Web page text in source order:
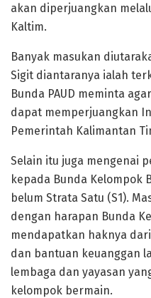
akan diperjuangkan
Kaltim.
Banyak masukan
Sigit diantaranya ialah
Bunda PAUD meminta
dapat memperjuangkan
Pemerintah Kalimantan
Selain itu juga mengenai
kepada Bunda Kelompok
belum Strata Satu (S1).
dengan harapan Bunda
mendapatkan haknya
dan bantuan keuanggan
lembaga dan yayasan
kelompok bermain.